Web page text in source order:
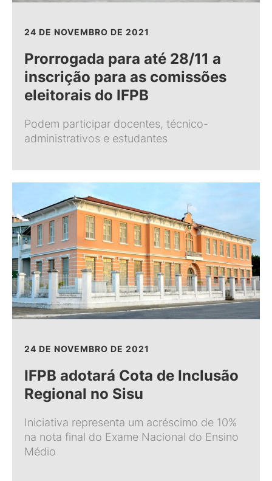
24 DE NOVEMBRO DE 2021
Prorrogada para até 28/11 a
inscrição para as comissões
eleitorais do IFPB
Podem participar docentes, técnico-
administrativos e estudantes
24 DE NOVEMBRO DE 2021
IFPB adotará Cota de Inclusão
Regional no Sisu
Iniciativa representa um acréscimo de 10%
na nota final do Exame Nacional do Ensino
Médio